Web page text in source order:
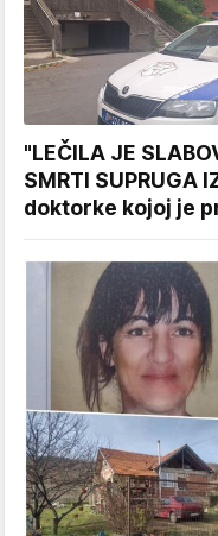
"LEČILA JE
SMRTI SUPRUGA
doktorke kojoj je